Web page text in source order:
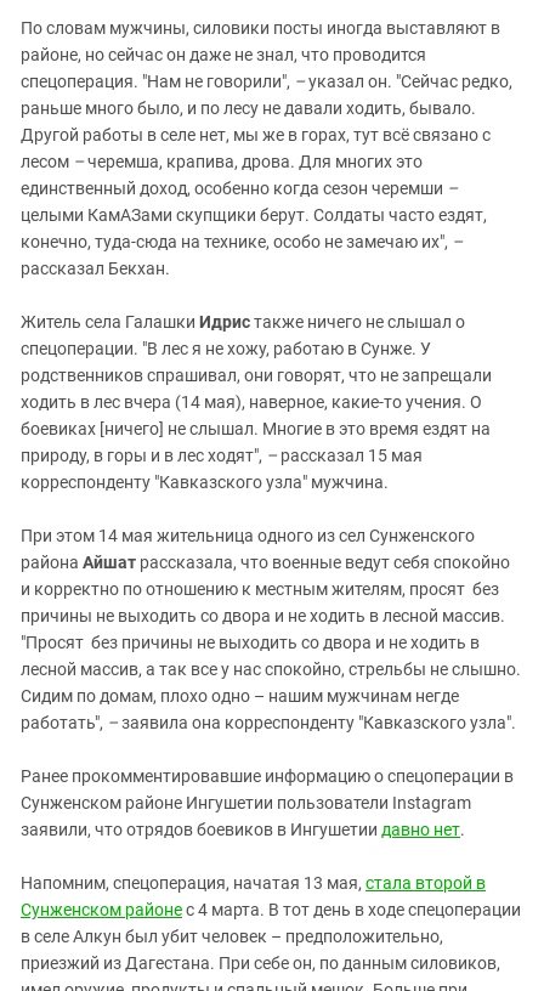
По словам мужчины, силовики посты иногда выставляют в
районе, но сейчас он даже не знал, что проводится
спецоперация. "Нам не говорили", –указал он. "Сейчас редко,
раньше много было, и по лесу не давали ходить, бывало.
Другой работы в селе нет, мы же в горах, тут всё связано с
лесом –черемша, крапива, дрова. Для многих это
единственный доход, особенно когда сезон черемши –
целыми КамАЗами скупщики берут. Солдаты часто ездят,
конечно, туда-сюда на технике, особо не замечаю их", –
рассказал Бекхан.
Житель села Галашки Идристакже ничего не слышал о
спецоперации. "В лес я не хожу, работаю в Сунже. У
родственников спрашивал, они говорят, что не запрещали
ходить в лес вчера (14 мая), наверное, какие-то учения. О
боевиках [ничего] не слышал. Многие в это время ездят на
природу, в горы и в лес ходят", –рассказал 15 мая
корреспонденту "Кавказского узла" мужчина.
При этом 14 мая жительница одного из сел Сунженского
района Айшат рассказала, что военные ведут себя спокойно
и корректно по отношению к местным жителям, просят без
причины не выходить со двора и не ходить в лесной массив.
"Просят без причины не выходить со двора и не ходить в
лесной массив, а так все у нас спокойно, стрельбы не слышно.
Сидим по домам, плохо одно – нашим мужчинам негде
работать", –заявила она корреспонденту "Кавказского узла".
Ранее прокомментировавшие информацию о спецоперации в
Сунженском районе Ингушетии пользователи Instagram
заявили, что отрядов боевиков в Ингушетии давно нет.
Напомним, спецоперация, начатая 13 мая, стала второй в
Сунженском районес 4 марта. В тот день в ходе спецоперации
в селе Алкун был убит человек – предположительно,
приезжий из Дагестана. При себе он, по данным силовиков,